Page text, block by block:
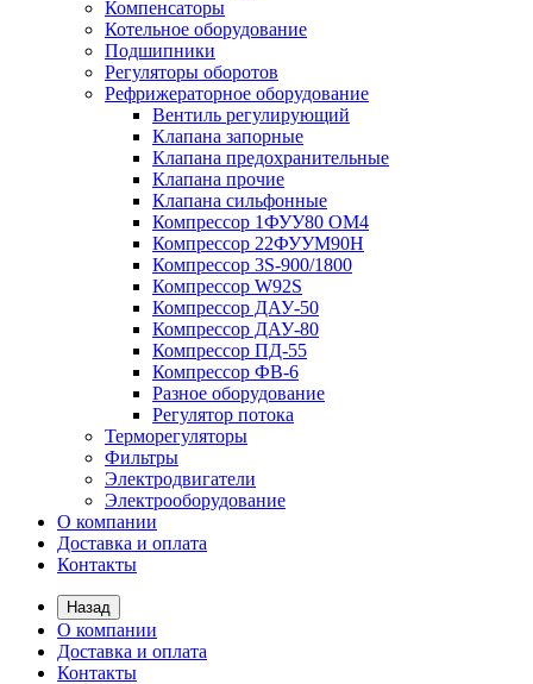
Компенсаторы
Котельное оборудование
Подшипники
Регуляторы оборотов
Рефрижераторное оборудование
Вентиль регулирующий
Клапана запорные
Клапана предохранительные
Клапана прочие
Клапана сильфонные
Компрессор 1ФУУ80 ОМ4
Компрессор 22ФУУМ90Н
Компрессор 3S-900/1800
Компрессор W92S
Компрессор ДАУ-50
Компрессор ДАУ-80
Компрессор ПД-55
Компрессор ФВ-6
Разное оборудование
Регулятор потока
Терморегуляторы
Фильтры
Электродвигатели
Электрооборудование
О компании
Доставка и оплата
Контакты
Назад
О компании
Доставка и оплата
Контакты